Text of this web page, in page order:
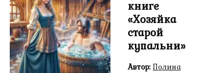
книге
«Хозяйка
старой
купальни»
Автор: Полина